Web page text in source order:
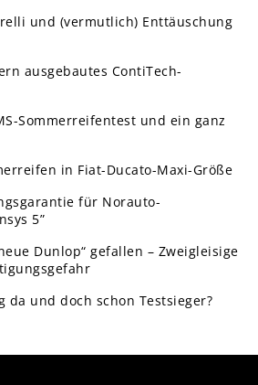
und (vermutlich) Enttäuschung
ausgebautes ContiTech-
Sommerreifentest und ein ganz
in Fiat-Ducato-Maxi-Größe
für Norauto-
5”
Dunlop“ gefallen – Zweigleisige
und doch schon Testsieger?